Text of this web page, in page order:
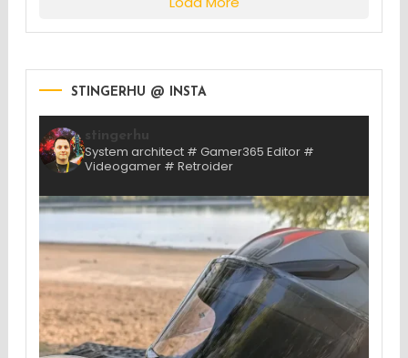
STINGERHU @ INSTA
System architect # Gamer365 Editor #
Videogamer # Retroider